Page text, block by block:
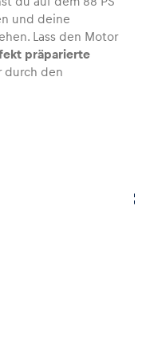
und deine
Lass den Motor
präparierte
durch den